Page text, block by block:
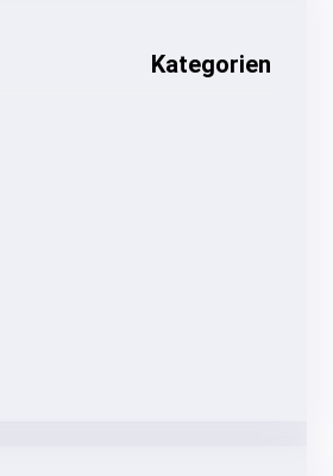
Kategorien